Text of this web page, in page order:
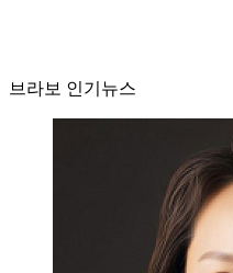
브라보 인기뉴스